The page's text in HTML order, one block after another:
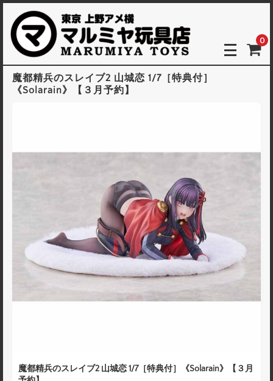
0
魔都精兵のスレイブ2 山城恋 1/7［特典付］
《Solarain》【３月予約】
魔都精兵のスレイブ2 山城恋 1/7［特典付］《Solarain》【３月